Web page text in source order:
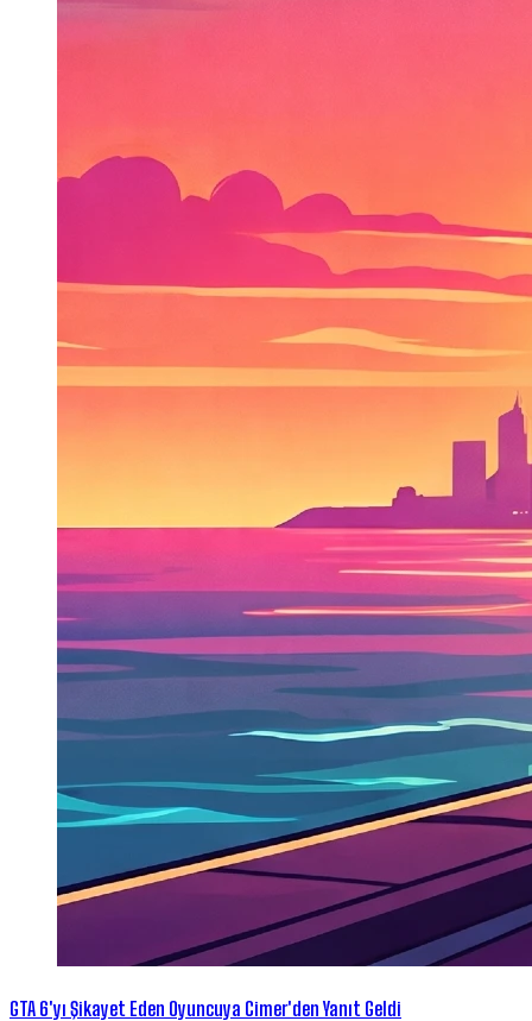
GTA 6'yı Şikayet Eden Oyuncuya Cimer'den Yanıt Geldi